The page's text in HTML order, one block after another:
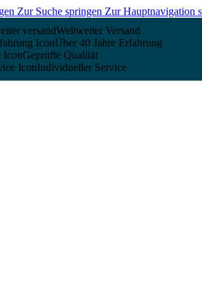
Zur Suche springen Zur Hauptnavigation
Weltweiter Versand
Über 40 Jahre Erfahrung
Geprüfte Qualität
Individueller Service